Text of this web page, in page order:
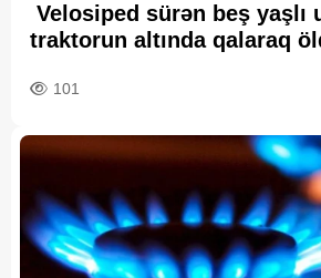
Velosiped sürən beş yaşlı
traktorun altında qalaraq
101